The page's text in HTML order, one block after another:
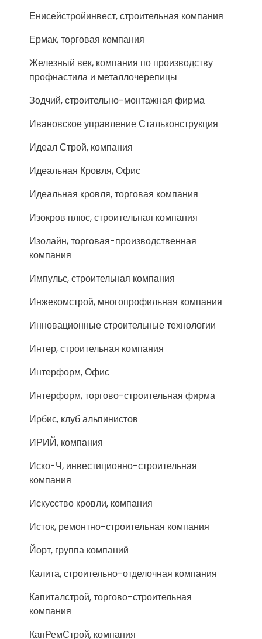
Енисейстройинвест, строительная компания
Ермак, торговая компания
Железный век, компания по производству
профнастила и металлочерепицы
Зодчий, строительно-монтажная фирма
Ивановское управление Стальконструкция
Идеал Строй, компания
Идеальная Кровля, Офис
Идеальная кровля, торговая компания
Изокров плюс, строительная компания
Изолайн, торговая-производственная
компания
Импульс, строительная компания
Инжекомстрой, многопрофильная компания
Инновационные строительные технологии
Интер, строительная компания
Интерформ, Офис
Интерформ, торгово-строительная фирма
Ирбис, клуб альпинистов
ИРИЙ, компания
Иско-Ч, инвестиционно-строительная
компания
Искусство кровли, компания
Исток, ремонтно-строительная компания
Йорт, группа компаний
Калита, строительно-отделочная компания
Капиталстрой, торгово-строительная
компания
КапРемСтрой, компания